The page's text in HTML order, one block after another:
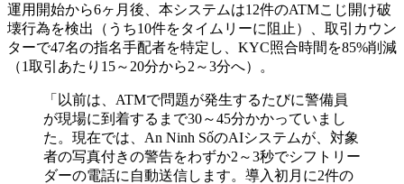
運用開始から6ヶ月後、本システムは12件のATMこじ開け破
壊行為を検出（うち10件をタイムリーに阻止）、取引カウン
ターで47名の指名手配者を特定し、KYC照合時間を85%削減
（1取引あたり15～20分から2～3分へ）。
「以前は、ATMで問題が発生するたびに警備員
が現場に到着するまで30～45分かかっていまし
た。現在では、An Ninh SốのAIシステムが、対象
者の写真付きの警告をわずか2～3秒でシフトリー
ダーの電話に自動送信します。導入初月に2件の